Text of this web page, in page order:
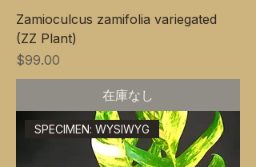
Zamioculcus zamifolia variegated
(ZZ Plant)
価格
$99.00
在庫なし
SPECIMEN: WYSIWYG